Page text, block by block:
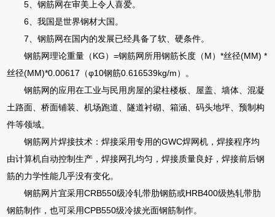
5、钢筋网在审美上令人喜爱。
6、我国是世界钢材大国。
7、钢筋网在国内的发展已经具备了软、硬条件。
钢筋网理论重量（KG）=钢筋网所用钢筋长度（M）*丝径(MM) *
丝径(MM)*0.00617（φ10钢筋0.616539kg/m）。
钢筋网的应用在工业与民用房屋的梁柱楼板、屋盖、墙体、混凝
土路面、桥面铺装、机场跑道、隧道衬砌、箱涵、码头地坪、预制构
件等领域。
钢筋网片焊接技术：焊接采用专用的GWC焊网机，焊接程序均
由计算机自动控制生产，焊接网孔均匀，焊接质量良好，焊接前后钢
筋的力学性能几乎没有变化。
钢筋网片宜采用CRB550级冷轧带肋钢筋或HRB400级热轧带肋
钢筋制作，也可采用CPB550级冷拔光面钢筋制作。